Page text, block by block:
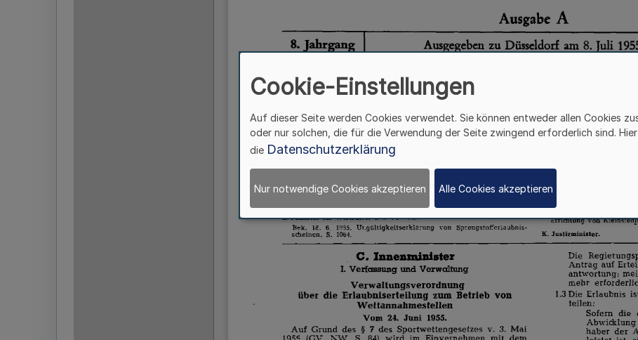
Cookie-Einstellungen
Auf dieser Seite werden Cookies verwendet. Sie können entweder allen Cookies
oder nur solchen, die für die Verwendung der Seite zwingend erforderlich sind.
die Datenschutzerklärung
Nur notwendige Cookies akzeptieren Alle Cookies akzeptieren